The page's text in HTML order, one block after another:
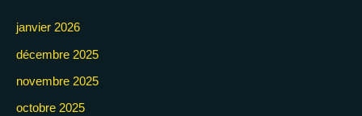
janvier 2026
décembre 2025
novembre 2025
octobre 2025